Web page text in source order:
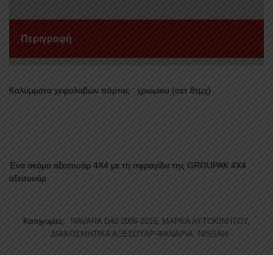
D40
2006+
ποσότητα
Περιγραφή
Καλύμματα χειρολαβών πόρτας χρωμίου (σετ 8τμχ)
Ένα ακόμα αξεσουάρ 4Χ4 με τη σφραγίδα της GROUPAK 4Χ4
αξεσουάρ
Κατηγορίες: NAVARA D40 2006-2015 ΜΑΡΚΑ ΑΥΤΟΚΙΝΗΤΟΥ,
ΔΙΑΚΟΣΜΗΤΙΚΑ ΑΞΕΣΟΥΑΡ-ΦΑΝΑΡΙΑ
NISSAN